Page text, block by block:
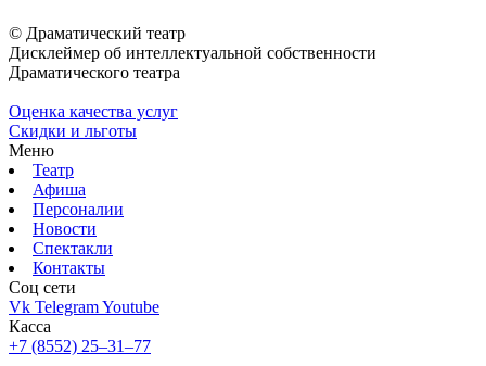
© Драматический театр
Дисклеймер об интеллектуальной собственности
Драматического театра
Оценка качества услуг
Скидки и льготы
Меню
Театр
Афиша
Персоналии
Новости
Спектакли
Контакты
Соц cети
Vk TelegramYoutube
Касса
+7 (8552) 25‒31‒77